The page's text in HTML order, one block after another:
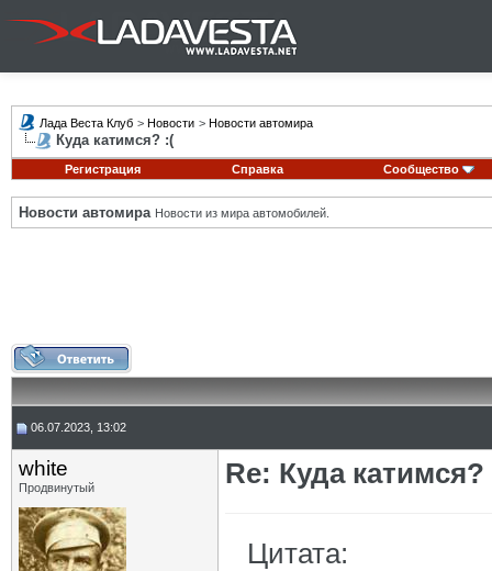
Лада Веста Клуб > Новости > Новости автомира
Куда катимся? :(
Регистрация Справка Сообщество
Новости автомира Новости из мира автомобилей.
06.07.2023, 13:02
white
Продвинутый Re: Куда катимся?
Цитата: